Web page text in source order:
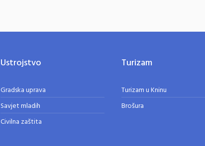
Ustrojstvo
Gradska uprava
Savjet mladih
Civilna zaštita
Turizam
Turizam u Kninu
Brošura